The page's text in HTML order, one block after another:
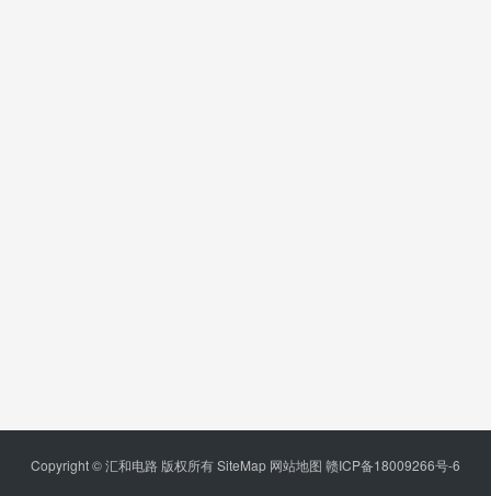
Copyright © 汇和电路 版权所有SiteMap 网站地图 赣ICP备18009266号-6